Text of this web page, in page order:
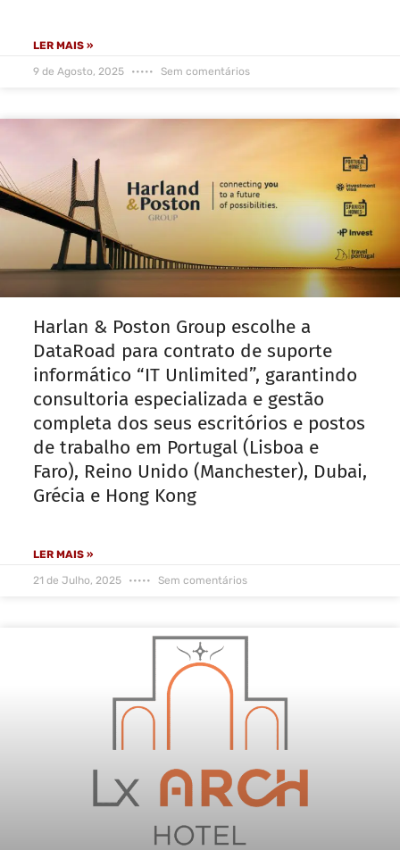
LER MAIS »
9 de Agosto, 2025 Sem comentários
Harlan & Poston Group escolhe a
DataRoad para contrato de suporte
informático “IT Unlimited”, garantindo
consultoria especializada e gestão
completa dos seus escritórios e postos
de trabalho em Portugal (Lisboa e
Faro), Reino Unido (Manchester), Dubai,
Grécia e Hong Kong
LER MAIS »
21 de Julho, 2025 Sem comentários